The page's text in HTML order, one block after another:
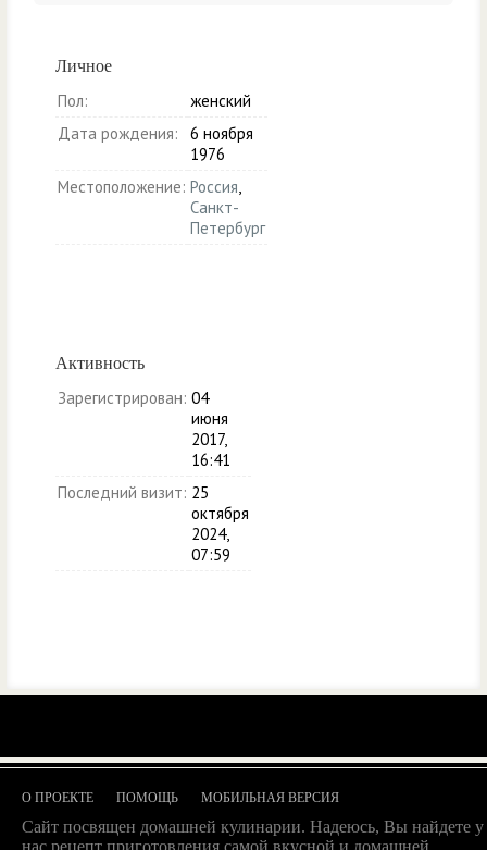
Личное
Пол:
женский
Дата рождения:
6 ноября
1976
Местоположение: Россия,
Санкт-
Петербург
Активность
Зарегистрирован: 04
июня
2017,
16:41
Последний визит: 25
октября
2024,
07:59
О ПРОЕКТЕ ПОМОЩЬ МОБИЛЬНАЯ ВЕРСИЯ
Сайт посвящен домашней кулинарии. Надеюсь, Вы найдете у
нас рецепт приготовления самой вкусной и домашней